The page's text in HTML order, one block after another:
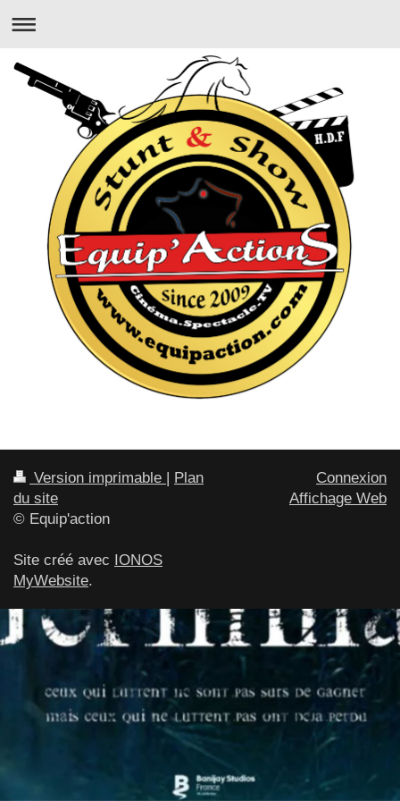
Version imprimable | Plan
du site
© Equip'action
Site créé avec IONOS
MyWebsite.
Connexion
Affichage Web